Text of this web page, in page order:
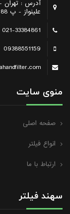
آدرس : تهران
علینواز - پ 88
021-33384861
09388551159
منوی سایت
صفحه اصلی
انواع فیلتر
ارتباط با ما
سهند فیلتر